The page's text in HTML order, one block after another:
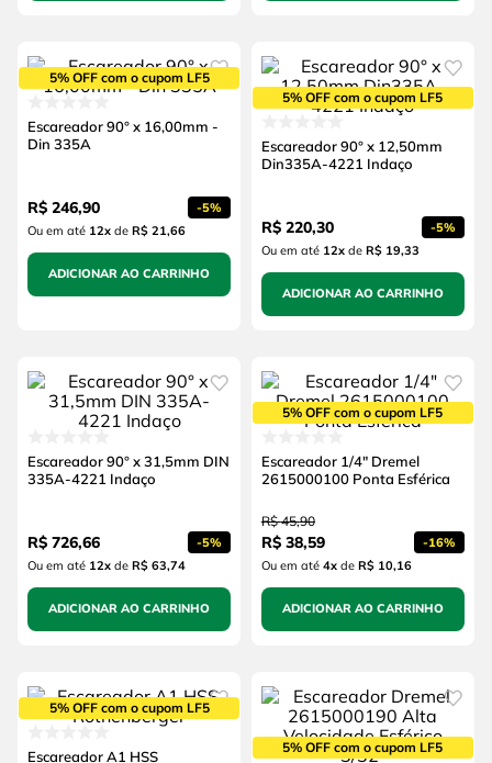
5% OFF com o cupom LF5
Escareador 90° x 16,00mm -
Din 335A
R$ 246,90 -5%
Ou em até 12xde R$ 21,66
ADICIONAR AO CARRINHO
5% OFF com o cupom LF5
Escareador 90° x 12,50mm
Din335A-4221 Indaço
R$ 220,30 -5%
Ou em até 12xde R$ 19,33
ADICIONAR AO CARRINHO
Escareador 90° x 31,5mm DIN
335A-4221 Indaço
R$ 726,66 -5%
Ou em até 12xde R$ 63,74
ADICIONAR AO CARRINHO
5% OFF com o cupom LF5
Escareador 1/4" Dremel
2615000100 Ponta Esférica
R$ 45,90
R$ 38,59 -16%
Ou em até 4xde R$ 10,16
ADICIONAR AO CARRINHO
5% OFF com o cupom LF5
Escareador A1 HSS
5% OFF com o cupom LF5